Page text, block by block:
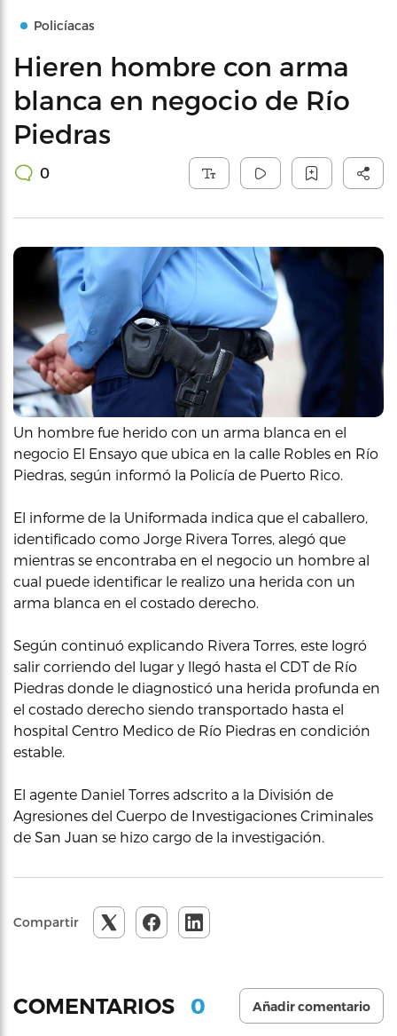
Policíacas
Hieren hombre con arma
blanca en negocio de Río
Piedras
0
Un hombre fue herido con un arma blanca en el
negocio El Ensayo que ubica en la calle Robles en Río
Piedras, según informó la Policía de Puerto Rico.
El informe de la Uniformada indica que el caballero,
identificado como Jorge Rivera Torres, alegó que
mientras se encontraba en el negocio un hombre al
cual puede identificar le realizo una herida con un
arma blanca en el costado derecho.
Según continuó explicando Rivera Torres, este logró
salir corriendo del lugar y llegó hasta el CDT de Río
Piedras donde le diagnosticó una herida profunda en
el costado derecho siendo transportado hasta el
hospital Centro Medico de Río Piedras en condición
estable.
El agente Daniel Torres adscrito a la División de
Agresiones del Cuerpo de Investigaciones Criminales
de San Juan se hizo cargo de la investigación.
Compartir
COMENTARIOS 0 Añadir comentario